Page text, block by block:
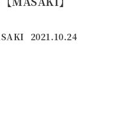
投稿日
2021.10.24